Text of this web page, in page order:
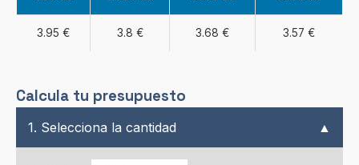
3.95 € 3.8 € 3.68 € 3.57 €
Calcula tu presupuesto
1. Selecciona la cantidad ▲